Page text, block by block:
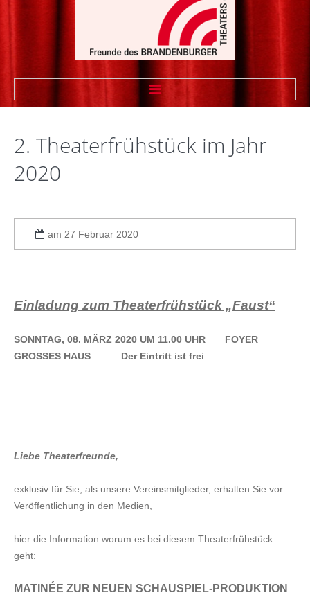
Theaterfreund werden
AKTUELLES
2. Theaterfrühstück im Jahr
2020
am 27 Februar 2020
Einladung zum Theaterfrühstück „Faust“
SONNTAG, 08. MÄRZ 2020 UM 11.00 UHR FOYER
GROSSES HAUS Der Eintritt ist frei
Liebe Theaterfreunde,
exklusiv für Sie, als unsere Vereinsmitglieder, erhalten Sie vor
Veröffentlichung in den Medien,
hier die Information worum es bei diesem Theaterfrühstück
geht:
MATINÉE ZUR NEUEN SCHAUSPIEL-PRODUKTION